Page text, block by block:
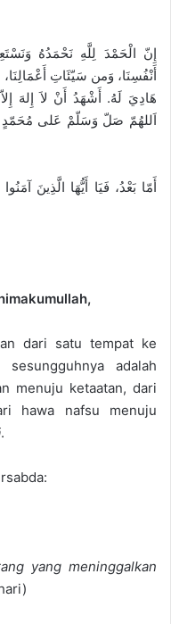
إِنّ الْحَمْدَ لِلَّهِ نَحْمَدُهُ
أَنْفُسِنَا، وَمن سَيّئَاتِ
هَادِيَ لَهُ. أَشْهَدُ أَنْ لاَ إِلهَ
اَللهُمّ صَلّ وَسَلّمْ عَلى مُحَمّدٍ
أَمّا بَعْدُ، فَيَا أَيُّهَا الَّذِينَ
dari satu tempat ke
adalah
menuju ketaatan, dari
hawa nafsu menuju
.
yang meninggalkan